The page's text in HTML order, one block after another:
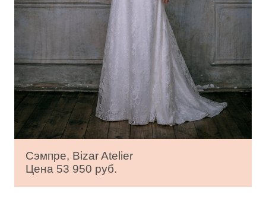
Сэмпре, Bizar Atelier
Цена 53 950 руб.